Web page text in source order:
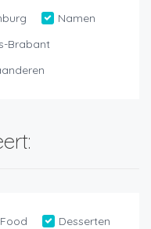
Namen
Brabant
Desserten